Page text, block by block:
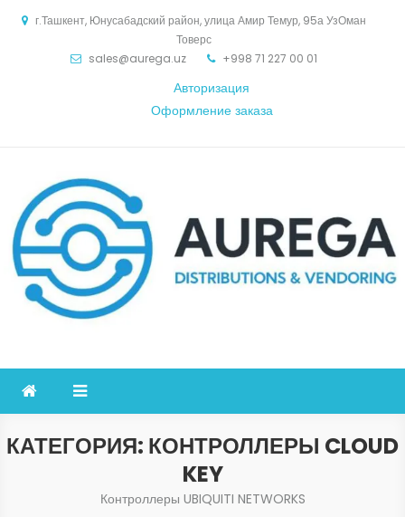
г.Ташкент, Юнусабадский район, улица Амир Темур, 95а УзОман
Товерс
sales@aurega.uz
+998 71 227 00 01
Авторизация
Оформление заказа
КАТЕГОРИЯ: КОНТРОЛЛЕРЫ CLOUD
KEY
Контроллеры UBIQUITI NETWORKS